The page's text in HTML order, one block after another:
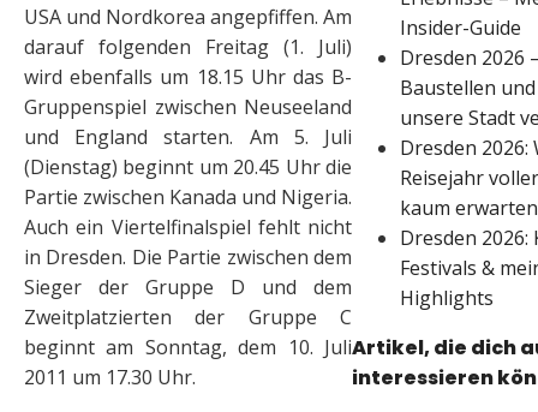
USA und Nordkorea angepfiffen. Am
darauf folgenden Freitag (1. Juli)
wird ebenfalls um 18.15 Uhr das B-
Gruppenspiel zwischen Neuseeland
und England starten. Am 5. Juli
(Dienstag) beginnt um 20.45 Uhr die
Partie zwischen Kanada und Nigeria.
Auch ein Viertelfinalspiel fehlt nicht
in Dresden. Die Partie zwischen dem
Sieger der Gruppe D und dem
Zweitplatzierten der Gruppe C
beginnt am Sonntag, dem 10. Juli
2011 um 17.30 Uhr.
Insider-Guide
Dresden 2026
Baustellen
unsere Stadt
Dresden 2026:
Reisejahr
kaum
Dresden
Festivals &
Highlights
Artikel, die dich
interessieren